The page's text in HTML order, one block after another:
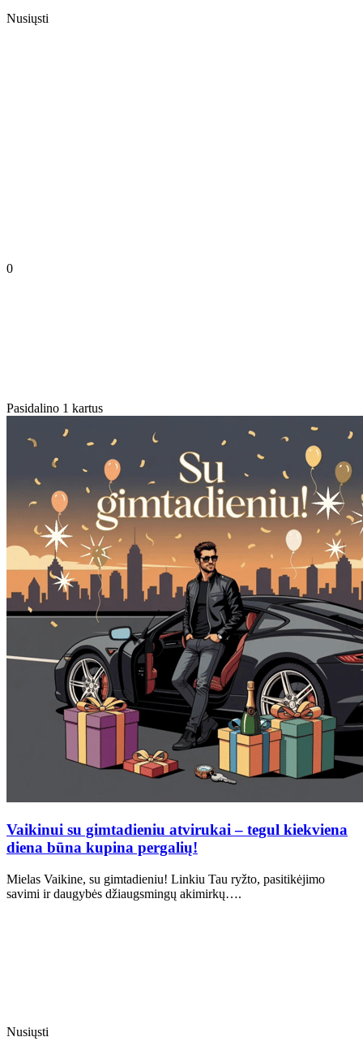
Nusiųsti
0
Pasidalino 1 kartus
Vaikinui su gimtadieniu atvirukai – tegul kiekviena
diena būna kupina pergalių!
Mielas Vaikine, su gimtadieniu! Linkiu Tau ryžto, pasitikėjimo
savimi ir daugybės džiaugsmingų akimirkų….
Nusiųsti